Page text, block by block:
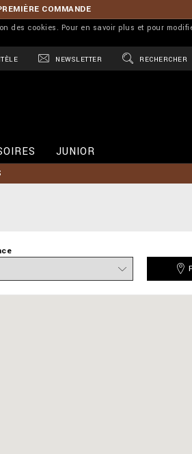
COMMANDE
cookies. Pour en savoir plus et pour
NEWSLETTER RECHERCHER
JUNIOR